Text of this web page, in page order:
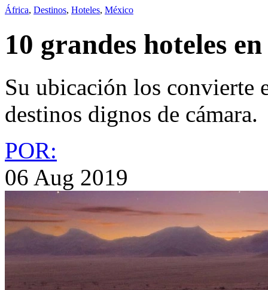
África, Destinos, Hoteles, México
10 grandes hoteles
Su ubicación los convierte
destinos dignos de cámara.
POR:
06 Aug 2019